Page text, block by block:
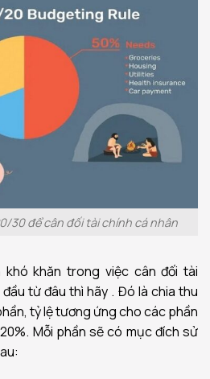
30 để cân đối tài chính cá nhân
khó khăn trong việc cân đối tài
từ đâu thì hãy . Đó là chia thu
tỷ lệ tương ứng cho các phần
Mỗi phần sẽ có mục đích sử